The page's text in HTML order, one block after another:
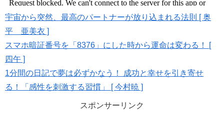
宇宙から突然、最高のパートナーが放り込まれる法則 [ 奥
平 亜美衣 ]
スマホ暗証番号を「8376」にした時から運命は変わる！ [
四午 ]
1分間の日記で夢は必ずかなう！ 成功と幸せを引き寄せ
る！「感性を刺激する習慣」 [ 今村暁 ]
スポンサーリンク